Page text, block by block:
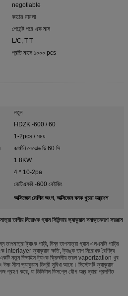
negotiable
কাঠের মামলা
পেমেন্ট পরে এক মাস
L/C, T T
প্রতি মাসে ১০০০ pcs
নতুন
HDZK -600 / 60
1-2pcs / সময়
জার্মানি লেবোল্ড ডি 60 সি
1.8KW
4 * 10-2pa
জেটিএফবি -600 বেইজিং
অক্সিজেন মেশিন অংশ, অক্সিজেন ঘনক খুচরা যন্ত্রাংশ
নিরোধক গ্যাস সিলিন্ডার ভ্যাকুয়াম সনাক্তকরণ সরঞ্জাম
তাপমাত্রা ট্যাংক গাড়ী, নিম্ন তাপমাত্রা গ্যাস এলএনজি গাড়ির
interlayer ভ্যাকুয়াম ক্ষতি, ট্যাঙ্ক তাপ নিরোধক বৈশিষ্ট্য
একটি নতুন ডিভাইস ট্যাংক ক্রিজনীয় তরল vaporization খুব
সীমা ভ্যাকুয়াম ডিগ্রী সুবিধা আছে। সিস্টেমটি ভ্যাকুয়াম
গ্রহণ করে, যা ডিজিটাল ডিসপ্লে যৌগ যন্ত্র দ্বারা প্রদর্শিত